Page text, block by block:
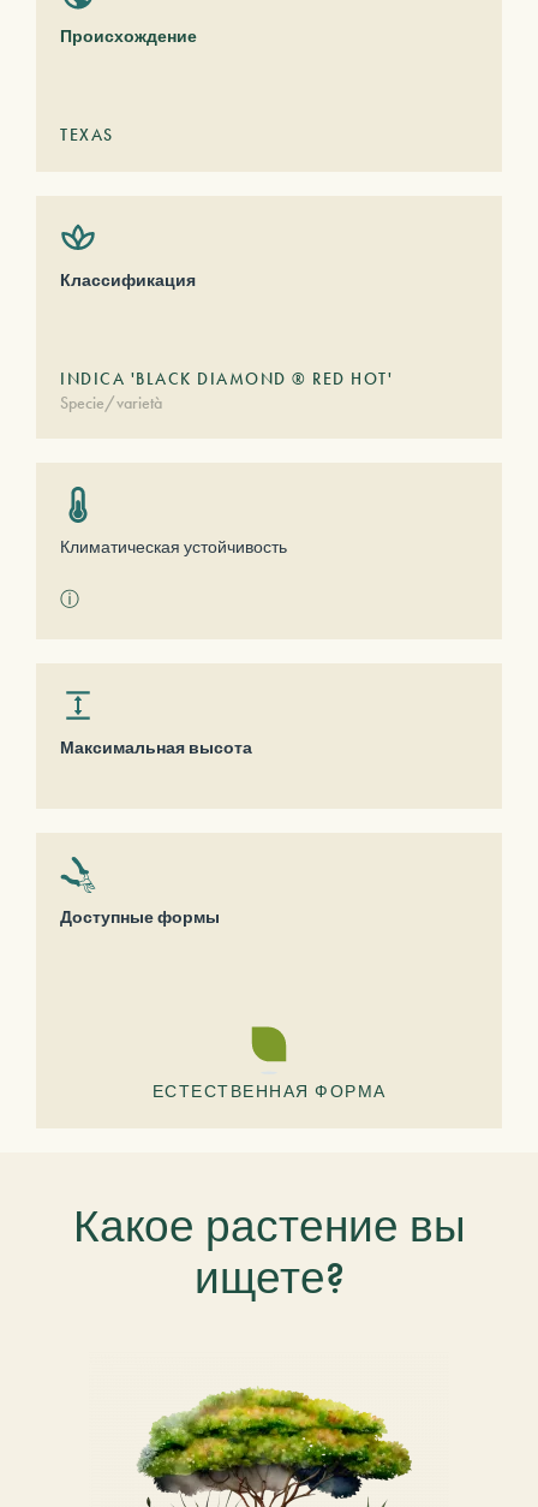
Происхождение
TEXAS
Классификация
INDICA 'BLACK DIAMOND ® RED HOT'
Specie/varietà
Климатическая устойчивость
ⓘ
Максимальная высота
Доступные формы
ЕСТЕСТВЕННАЯ ФОРМА
Какое растение вы
ищете?